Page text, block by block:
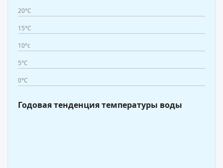
20°C
15°C
10°c
5°C
0°C
Годовая тенденция температуры воды